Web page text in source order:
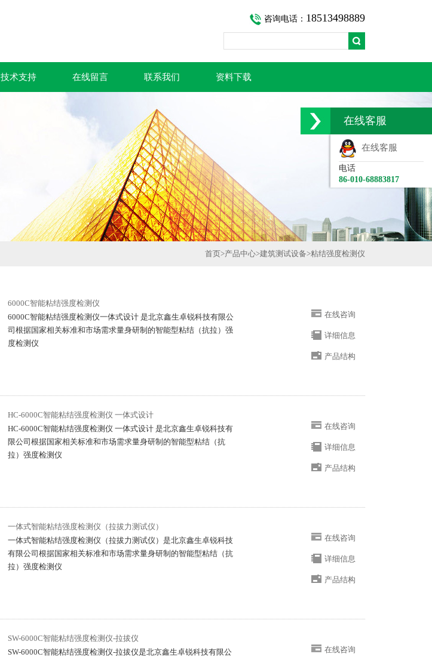
咨询电话： 18513498889
技术支持 在线留言 联系我们 资料下载
首页>产品中心>建筑测试设备>粘结强度检测仪
6000C智能粘结强度检测仪
6000C智能粘结强度检测仪一体式设计 是北京鑫生卓锐科技有限公
司根据国家相关标准和市场需求量身研制的智能型粘结（抗拉）强
度检测仪
在线咨询
详细信息
产品结构
HC-6000C智能粘结强度检测仪 一体式设计
HC-6000C智能粘结强度检测仪 一体式设计 是北京鑫生卓锐科技有
限公司根据国家相关标准和市场需求量身研制的智能型粘结（抗
拉）强度检测仪
在线咨询
详细信息
产品结构
一体式智能粘结强度检测仪（拉拔力测试仪）
一体式智能粘结强度检测仪（拉拔力测试仪）是北京鑫生卓锐科技
有限公司根据国家相关标准和市场需求量身研制的智能型粘结（抗
拉）强度检测仪
在线咨询
详细信息
产品结构
SW-6000C智能粘结强度检测仪-拉拔仪
SW-6000C智能粘结强度检测仪-拉拔仪是北京鑫生卓锐科技有限公
在线咨询
在线客服
在线客服
电话
86-010-68883817